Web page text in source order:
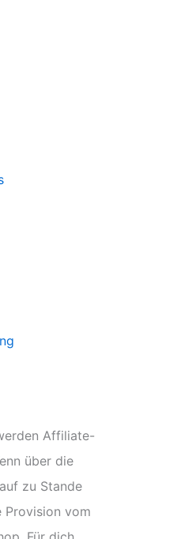
Affiliate-
über die
zu Stande
Provision vom